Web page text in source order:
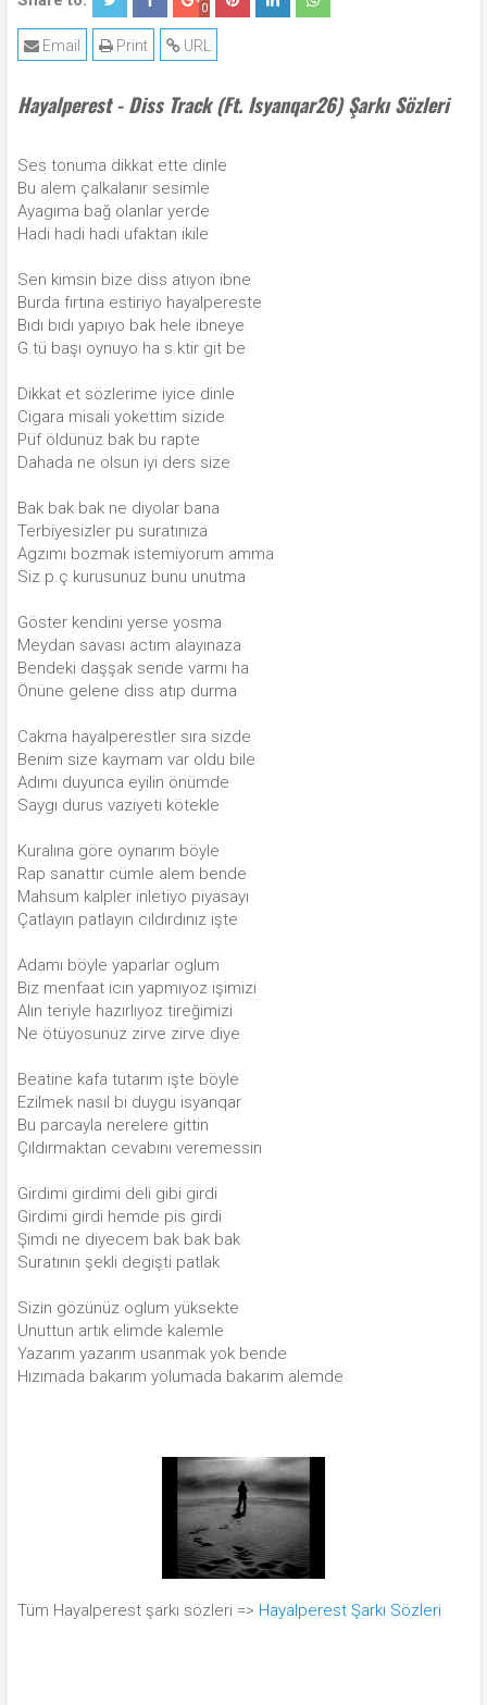
0
URL
Print
Email
Hayalperest - Diss Track (Ft. Isyanqar26) Şarkı Sözleri
Ses tonuma dikkat ette dinle
Bu alem çalkalanır sesimle
Ayagıma bağ olanlar yerde
Hadi hadi hadi ufaktan ikile
Sen kimsin bize diss atıyon ibne
Burda fırtına estiriyo hayalpereste
Bıdı bıdı yapıyo bak hele ibneye
G.tü başı oynuyo ha s.ktir git be
Dikkat et sözlerime iyice dinle
Cigara misali yokettim sizide
Püf öldünüz bak bu rapte
Dahada ne olsun iyi ders size
Bak bak bak ne diyolar bana
Terbiyesizler pu suratınıza
Agzımı bozmak istemiyorum amma
Siz p.ç kurusunuz bunu unutma
Göster kendini yerse yosma
Meydan savası actım alayınaza
Bendeki daşşak sende varmı ha
Önüne gelene diss atıp durma
Cakma hayalperestler sıra sizde
Benim size kaymam var oldu bile
Adımı duyunca eyilin önümde
Saygı durus vaziyeti kötekle
Kuralına göre oynarım böyle
Rap sanattır cümle alem bende
Mahsum kalpler inletiyo piyasayı
Çatlayın patlayın cıldırdınız işte
Adamı böyle yaparlar oglum
Biz menfaat icin yapmıyoz işimizi
Alın teriyle hazırlıyoz tireğimizi
Ne ötüyosunuz zirve zirve diye
Beatine kafa tutarım işte böyle
Ezilmek nasıl bi duygu isyanqar
Bu parcayla nerelere gittin
Çıldırmaktan cevabını veremessin
Girdimi girdimi deli gibi girdi
Girdimi girdi hemde pis girdi
Şimdi ne diyecem bak bak bak
Suratının şekli degişti patlak
Sizin gözünüz oglum yüksekte
Unuttun artık elimde kalemle
Yazarım yazarım usanmak yok bende
Hızımada bakarım yolumada bakarım alemde
Tüm Hayalperest şarkı sözleri => Hayalperest Şarkı Sözleri